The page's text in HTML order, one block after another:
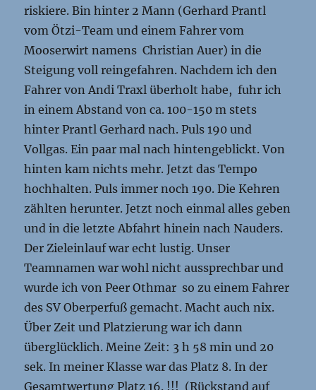
riskiere. Bin hinter 2 Mann (Gerhard Prantl
vom Ötzi-Team und einem Fahrer vom
Mooserwirt namens Christian Auer) in die
Steigung voll reingefahren. Nachdem ich den
Fahrer von Andi Traxl überholt habe, fuhr ich
in einem Abstand von ca. 100-150 m stets
hinter Prantl Gerhard nach. Puls 190 und
Vollgas. Ein paar mal nach hintengeblickt. Von
hinten kam nichts mehr. Jetzt das Tempo
hochhalten. Puls immer noch 190. Die Kehren
zählten herunter. Jetzt noch einmal alles geben
und in die letzte Abfahrt hinein nach Nauders.
Der Zieleinlauf war echt lustig. Unser
Teamnamen war wohl nicht aussprechbar und
wurde ich von Peer Othmar so zu einem Fahrer
des SV Oberperfuß gemacht. Macht auch nix.
Über Zeit und Platzierung war ich dann
überglücklich. Meine Zeit: 3 h 58 min und 20
sek. In meiner Klasse war das Platz 8. In der
Gesamtwertung Platz 16. !!! (Rückstand auf